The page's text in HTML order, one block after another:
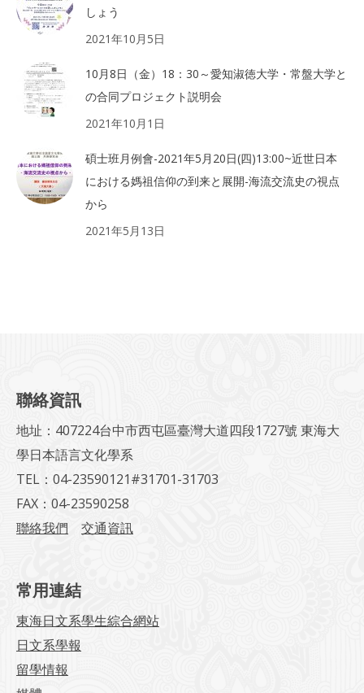
しょう
2021年10月5日
10月8日（金）18：30～愛知淑徳大学・常盤大学と
の合同プロジェクト説明会
2021年10月1日
碩士班月例會-2021年5月20日(四)13:00~近世日本
における媽祖信仰の到来と展開-海流交流史の視点
から
2021年5月13日
聯絡資訊
地址：407224台中市西屯區臺灣大道四段1727號 東海大
學日本語言文化學系
TEL：04-23590121#31701-31703
FAX：04-23590258
聯絡我們
交通資訊
常用連結
東海日文系學生綜合網站
日文系學報
留學情報